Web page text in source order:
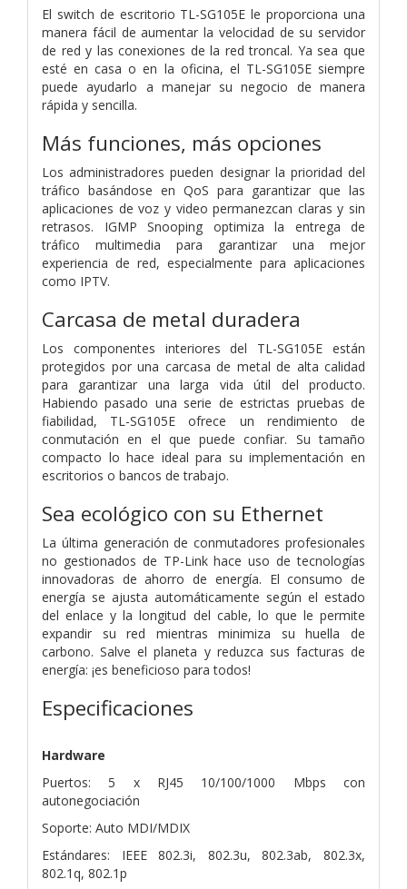
El switch de escritorio TL-SG105E le proporciona una
manera fácil de aumentar la velocidad de su servidor
de red y las conexiones de la red troncal. Ya sea que
esté en casa o en la oficina, el TL-SG105E siempre
puede ayudarlo a manejar su negocio de manera
rápida y sencilla.
Más funciones, más opciones
Los administradores pueden designar la prioridad del
tráfico basándose en QoS para garantizar que las
aplicaciones de voz y video permanezcan claras y sin
retrasos. IGMP Snooping optimiza la entrega de
tráfico multimedia para garantizar una mejor
experiencia de red, especialmente para aplicaciones
como IPTV.
Carcasa de metal duradera
Los componentes interiores del TL-SG105E están
protegidos por una carcasa de metal de alta calidad
para garantizar una larga vida útil del producto.
Habiendo pasado una serie de estrictas pruebas de
fiabilidad, TL-SG105E ofrece un rendimiento de
conmutación en el que puede confiar. Su tamaño
compacto lo hace ideal para su implementación en
escritorios o bancos de trabajo.
Sea ecológico con su Ethernet
La última generación de conmutadores profesionales
no gestionados de TP-Link hace uso de tecnologías
innovadoras de ahorro de energía. El consumo de
energía se ajusta automáticamente según el estado
del enlace y la longitud del cable, lo que le permite
expandir su red mientras minimiza su huella de
carbono. Salve el planeta y reduzca sus facturas de
energía: ¡es beneficioso para todos!
Especificaciones
Hardware
Puertos: 5 x RJ45 10/100/1000 Mbps con
autonegociación
Soporte: Auto MDI/MDIX
Estándares: IEEE 802.3i, 802.3u, 802.3ab, 802.3x,
802.1q, 802.1p